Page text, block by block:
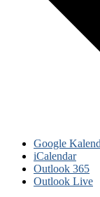
Google
iCalendar
Outlook 365
Outlook Live